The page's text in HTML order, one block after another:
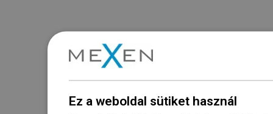
Ez a weboldal sütiket használ